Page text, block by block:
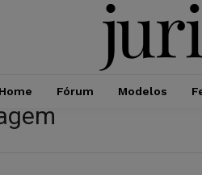
Home Fórum Modelos